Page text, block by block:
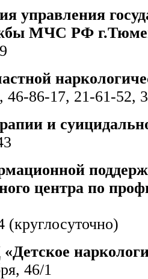
управления
МЧС РФ
46-86-17, 21-61-52,
и
центра по
(круглосуточно)
46/1